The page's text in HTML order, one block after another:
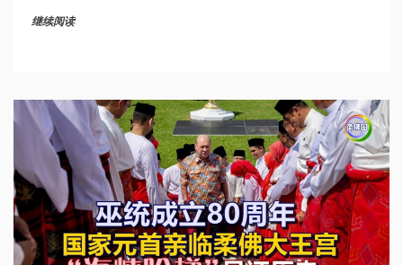
继续阅读